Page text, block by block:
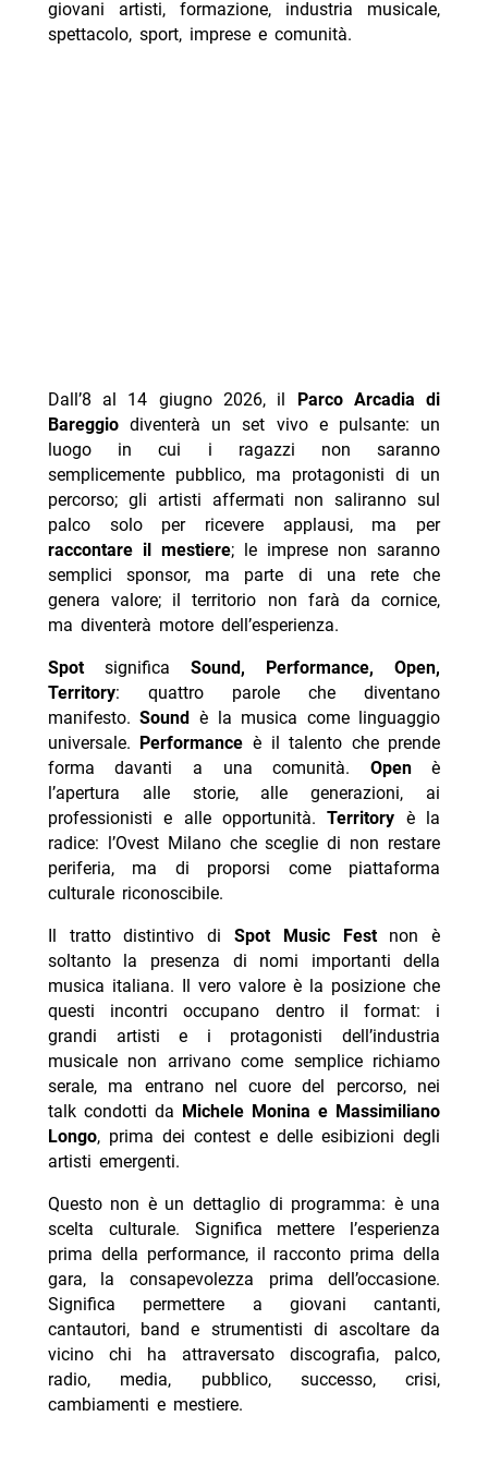
giovani artisti, formazione, industria musicale,
spettacolo, sport, imprese e comunità.
Dall’8 al 14 giugno 2026, il
Parco Arcadia di
Bareggiodiventerà un set vivo e pulsante: un
luogo in cui i ragazzi non saranno
semplicemente pubblico, ma protagonisti di un
percorso; gli artisti affermati non saliranno sul
palco solo per ricevere applausi, ma per
raccontare il mestiere; le imprese non saranno
semplici sponsor, ma parte di una rete che
genera valore; il territorio non farà da cornice,
ma diventerà motore dell’esperienza.
Spot significa Sound, Performance, Open,
Territory: quattro parole che diventano
manifesto.Sound
è la musica come linguaggio
universale.
Performance è il talento che prende
forma davanti a una comunità. Openè
l’apertura alle storie, alle generazioni, ai
professionisti e alle opportunità.Territory è la
radice: l’Ovest Milano che sceglie di non restare
periferia, ma di proporsi come piattaforma
culturale riconoscibile.
Il tratto distintivo di Spot Music Fest non è
soltanto la presenza di nomi importanti della
musica italiana. Il vero valore è la posizione che
questi incontri occupano dentro il format: i
grandi artisti e i protagonisti dell’industria
musicale non arrivano come semplice richiamo
serale, ma entrano nel cuore del percorso, nei
talk condotti da Michele Monina e Massimiliano
Longo, prima dei contest e delle esibizioni degli
artisti emergenti.
Questo non è un dettaglio di programma: è una
scelta culturale. Significa mettere l’esperienza
prima della performance, il racconto prima della
gara, la consapevolezza prima dell’occasione.
Significa permettere a giovani cantanti,
cantautori, band e strumentisti di ascoltare da
vicino chi ha attraversato discografia, palco,
radio, media, pubblico, successo, crisi,
cambiamenti e mestiere.